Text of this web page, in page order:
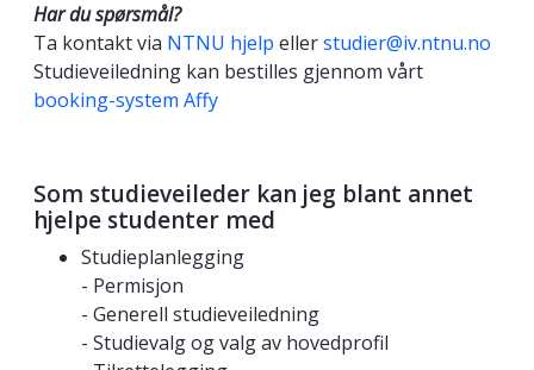
Har du spørsmål?
Ta kontakt via NTNU hjelp ellerstudier@iv.ntnu.no
Studieveiledning kan bestilles gjennom vårt
booking-system Affy
Som studieveileder kan jeg blant annet
hjelpe studenter med
Studieplanlegging
- Permisjon
- Generell studieveiledning
- Studievalg og valg av hovedprofil